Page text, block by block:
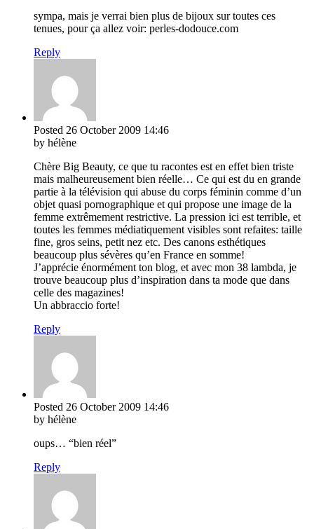
sympa, mais je verrai bien plus de bijoux sur toutes ces
tenues, pour ça allez voir: perles-dodouce.com
Reply
Posted 26 October 2009 14:46
by hélène
Chère Big Beauty, ce que tu racontes est en effet bien triste
mais malheureusement bien réelle… Ce qui est du en grande
partie à la télévision qui abuse du corps féminin comme d’un
objet quasi pornographique et qui propose une image de la
femme extrêmement restrictive. La pression ici est terrible, et
toutes les femmes médiatiquement visibles sont refaites: taille
fine, gros seins, petit nez etc. Des canons esthétiques
beaucoup plus sévères qu’en France en somme!
J’apprécie énormément ton blog, et avec mon 38 lambda, je
trouve beaucoup plus d’inspiration dans ta mode que dans
celle des magazines!
Un abbraccio forte!
Reply
Posted 26 October 2009 14:46
by hélène
oups… “bien réel”
Reply